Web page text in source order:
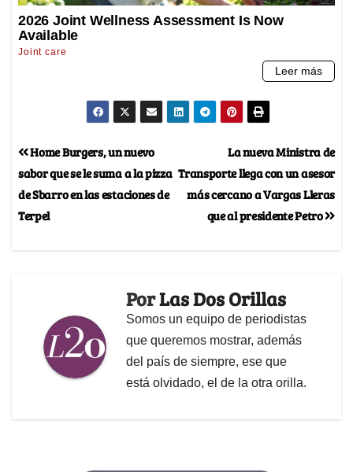
La nueva Ministra de
Transporte llega con un asesor
más cercano a Vargas Lleras
que al presidente Petro
Home Burgers, un nuevo
sabor que se le suma a la pizza
de Sbarro en las estaciones de
Terpel
PorLas Dos Orillas
Somos un equipo de periodistas
que queremos mostrar, además
del país de siempre, ese que
está olvidado, el de la otra orilla.